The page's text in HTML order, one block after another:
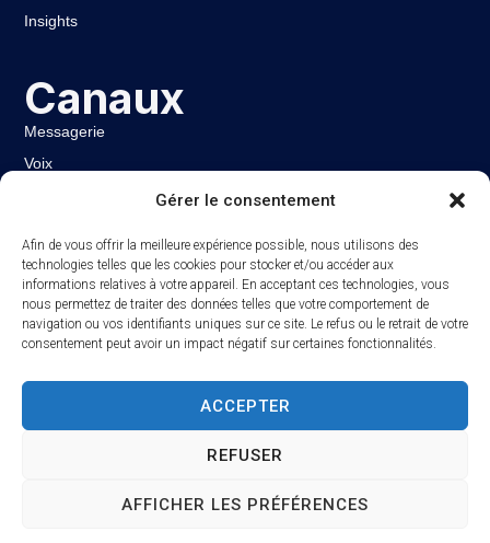
Gérer le consentement
Afin de vous offrir la meilleure expérience possible, nous utilisons des
technologies telles que les cookies pour stocker et/ou accéder aux
informations relatives à votre appareil. En acceptant ces technologies, vous
nous permettez de traiter des données telles que votre comportement de
navigation ou vos identifiants uniques sur ce site. Le refus ou le retrait de votre
consentement peut avoir un impact négatif sur certaines fonctionnalités.
ACCEPTER
REFUSER
AFFICHER LES PRÉFÉRENCES
Insights
Canaux
Messagerie
Voix
Découvrir
A propos de nous
Cas clients
Démonstration du plan
© 2026 Tous droits réservés.
Hi, Need help? Click here???